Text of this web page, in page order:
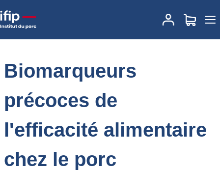
Accueil
Biomarqueurs précoces de l'efficacité
alimentaire chez le porc
Biomarqueurs
précoces de
l'efficacité alimentaire
chez le porc